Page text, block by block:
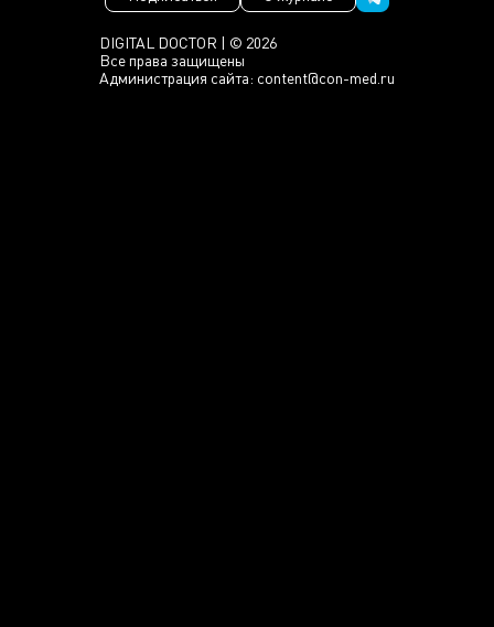
DIGITAL DOCTOR | © 2026
Все права защищены
Администрация сайта: content@con-med.ru